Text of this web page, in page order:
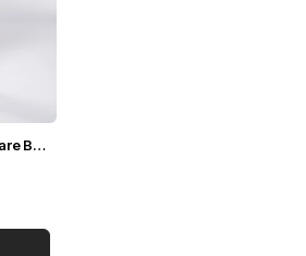
Kadın Kahverengi Pötikare Bomber Ceket